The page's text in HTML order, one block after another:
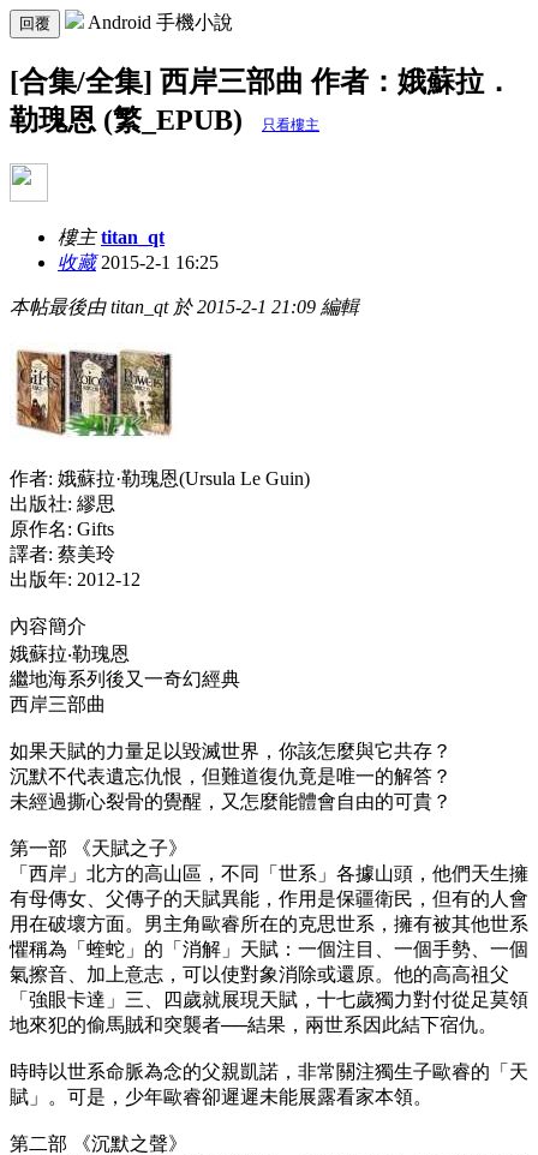
回覆 Android 手機小說
[合集/全集] 西岸三部曲 作者：娥蘇拉．
勒瑰恩 (繁_EPUB)
只看樓主
樓主 titan_qt
收藏2015-2-1 16:25
本帖最後由 titan_qt 於 2015-2-1 21:09 編輯
作者: 娥蘇拉·勒瑰恩(Ursula Le Guin)
出版社: 繆思
原作名: Gifts
譯者: 蔡美玲
出版年: 2012-12
內容簡介
娥蘇拉‧勒瑰恩
繼地海系列後又一奇幻經典
西岸三部曲
如果天賦的力量足以毀滅世界，你該怎麼與它共存？
沉默不代表遺忘仇恨，但難道復仇竟是唯一的解答？
未經過撕心裂骨的覺醒，又怎麼能體會自由的可貴？
第一部 《天賦之子》
「西岸」北方的高山區，不同「世系」各據山頭，他們天生擁
有母傳女、父傳子的天賦異能，作用是保疆衛民，但有的人會
用在破壞方面。男主角歐睿所在的克思世系，擁有被其他世系
懼稱為「蝰蛇」的「消解」天賦：一個注目、一個手勢、一個
氣擦音、加上意志，可以使對象消除或還原。他的高高祖父
「強眼卡達」三、四歲就展現天賦，十七歲獨力對付從足莫領
地來犯的偷馬賊和突襲者──結果，兩世系因此結下宿仇。
時時以世系命脈為念的父親凱諾，非常關注獨生子歐睿的「天
賦」。可是，少年歐睿卻遲遲未能展露看家本領。
第二部 《沉默之聲》